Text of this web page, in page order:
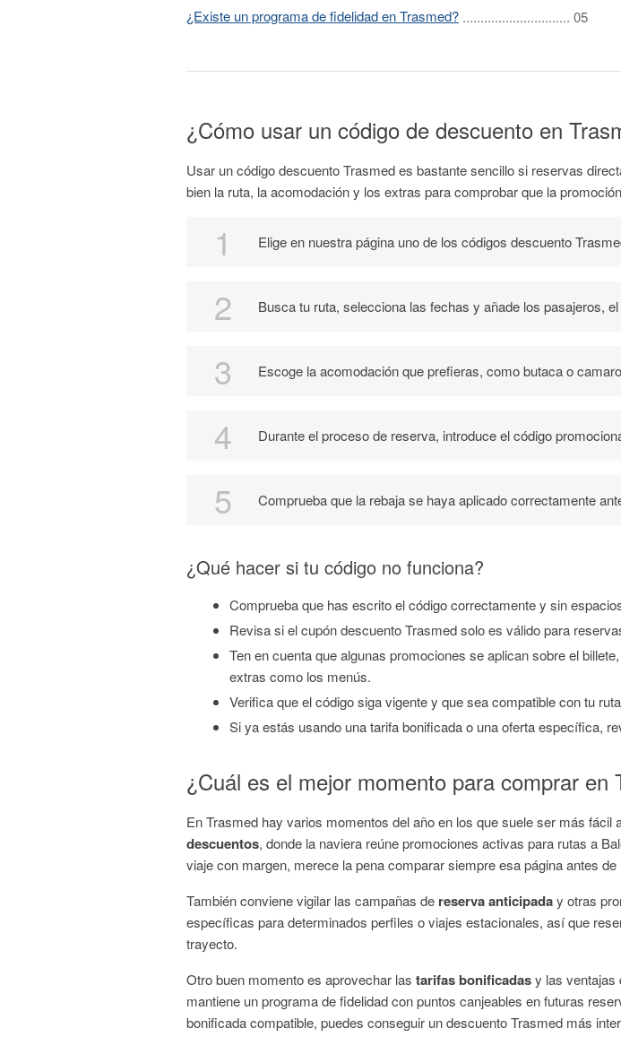
¿Existe un programa de fidelidad en Trasmed?
¿Cómo usar un código de descuento en
Usar un código descuento Trasmed es bastante sencillo si reservas
bien la ruta, la acomodación y los extras para comprobar que la
Elige en nuestra página uno de los códigos descuento
Busca tu ruta, selecciona las fechas y añade los pasajeros,
Escoge la acomodación que prefieras, como butaca o
Durante el proceso de reserva, introduce el código
Comprueba que la rebaja se haya aplicado correctamente
¿Qué hacer si tu código no funciona?
Comprueba que has escrito el código correctamente y sin
Revisa si el cupón descuento Trasmed solo es válido para
Ten en cuenta que algunas promociones se aplican sobre el
extras como los menús.
Verifica que el código siga vigente y que sea compatible con tu
Si ya estás usando una tarifa bonificada o una oferta específica,
¿Cuál es el mejor momento para comprar en
En Trasmed hay varios momentos del año en los que suele ser más
descuentos, donde la naviera reúne promociones activas para rutas a
viaje con margen, merece la pena comparar siempre esa página antes de
También conviene vigilar las campañas de reserva anticipaday otras
específicas para determinados perfiles o viajes estacionales, así que
trayecto.
Otro buen momento es aprovechar las tarifas bonificadasy las ventajas
mantiene un programa de fidelidad con puntos canjeables en futuras
bonificada compatible, puedes conseguir un descuento Trasmed más